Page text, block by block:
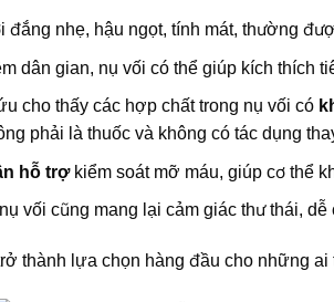
đắng nhẹ, hậu ngọt, tính mát, thường
dân gian, nụ vối có thể giúp kích thích
cho thấy các hợp chất trong nụ vối có
phải là thuốc và không có tác dụng
hỗ trợkiểm soát mỡ máu, giúp cơ thể
vối cũng mang lại cảm giác thư thái, dễ
thành lựa chọn hàng đầu cho những